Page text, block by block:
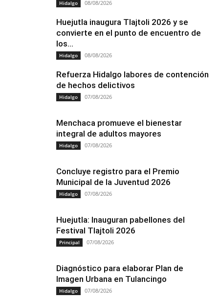
Hidalgo 08/08/2026
Huejutla inaugura Tlajtoli 2026 y se
convierte en el punto de encuentro de
los...
Hidalgo 08/08/2026
Refuerza Hidalgo labores de contención
de hechos delictivos
Hidalgo 07/08/2026
Menchaca promueve el bienestar
integral de adultos mayores
Hidalgo 07/08/2026
Concluye registro para el Premio
Municipal de la Juventud 2026
Hidalgo 07/08/2026
Huejutla: Inauguran pabellones del
Festival Tlajtoli 2026
Principal 07/08/2026
Diagnóstico para elaborar Plan de
Imagen Urbana en Tulancingo
Hidalgo 07/08/2026